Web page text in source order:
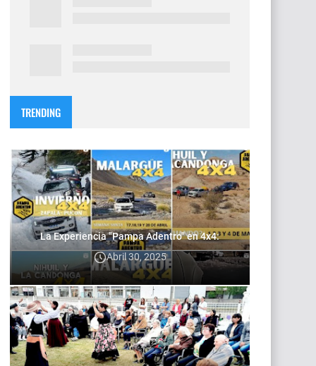
TRENDING
La Experiencia "Pampa Adentro" en 4x4:
Abril 30, 2025